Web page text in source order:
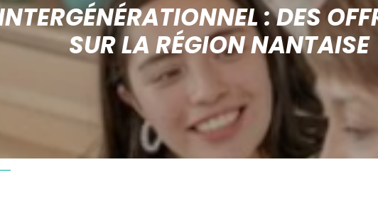
: DES
SUR LA RÉGION NANTAISE